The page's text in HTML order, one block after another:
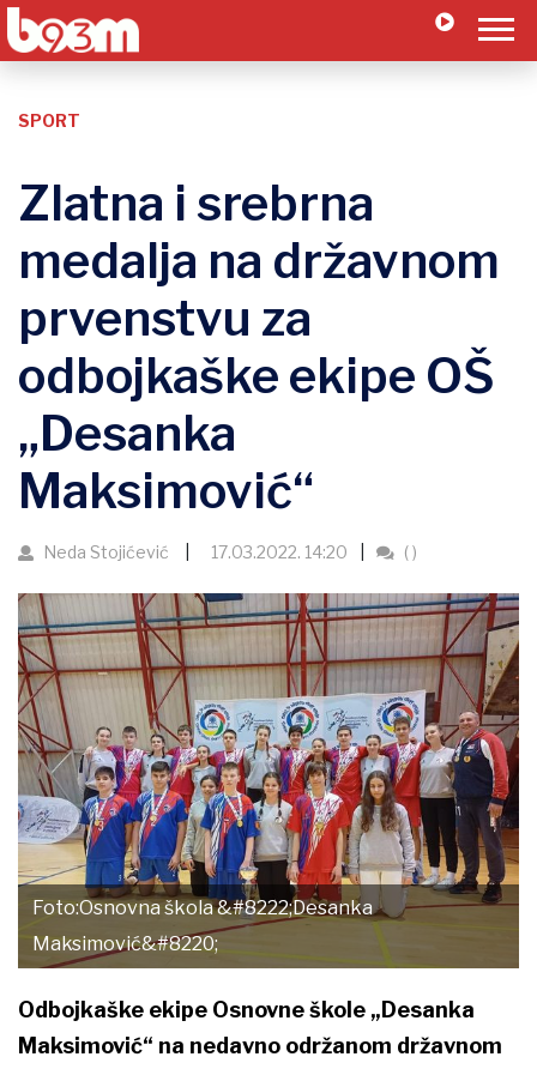
SPORT
Zlatna i srebrna
medalja na državnom
prvenstvu za
odbojkaške ekipe OŠ
„Desanka
Maksimović“
Neda Stojićević 17.03.2022. 14:20 ( )
Foto:Osnovna škola &#8222;Desanka
Maksimović&#8220;
Odbojkaške ekipe Osnovne škole „Desanka
Maksimović“ na nedavno održanom državnom